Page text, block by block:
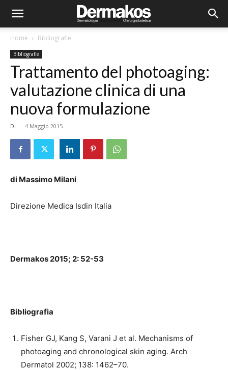
Home Bibliografie
Bibliografie
Trattamento del photoaging:
valutazione clinica di una
nuova formulazione
Di - 4 Maggio 2015
di Massimo Milani
Direzione Medica Isdin Italia
Dermakos 2015; 2: 52-53
Bibliografia
Fisher GJ, Kang S, Varani J et al. Mechanisms of
photoaging and chronological skin aging. Arch
Dermatol 2002; 138: 1462–70.